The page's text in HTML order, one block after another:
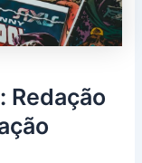
Redação